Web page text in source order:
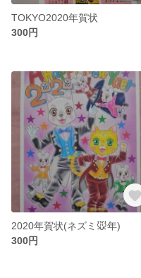
TOKYO2020年賀状
300円
2020年賀状(ネズミ🐭年)
300円